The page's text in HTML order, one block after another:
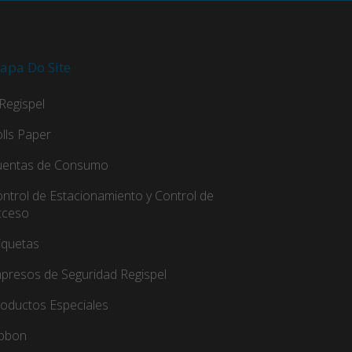
Do Site
Paper
de Consumo
de Estacionamiento y Control de
de Seguridad Regispel
Especiales